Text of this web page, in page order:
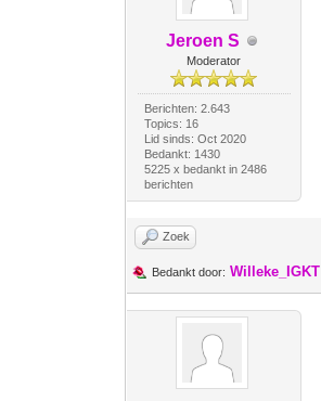
Jeroen S
Moderator
Berichten: 2.643
Topics: 16
Lid sinds: Oct 2020
Bedankt: 1430
5225 x bedankt in 2486
berichten
Zoek
Bedankt door: Willeke_IGKT